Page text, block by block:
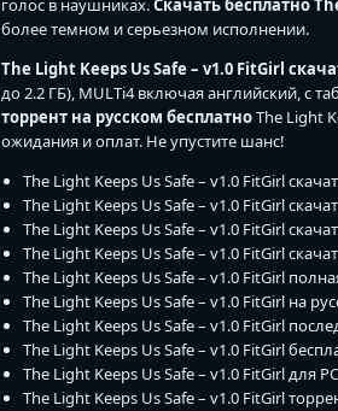
голос в наушниках.Скачать бесплатно
более темном и серьезном исполнении.
The Light Keeps Us Safe – v1.0 FitGirl
до 2.2 ГБ), MULTi4 включая английский, с
торрент на русском бесплатноThe Light
ожидания и оплат. Не упустите шанс!
The Light Keeps Us Safe – v1.0 FitGirl
The Light Keeps Us Safe – v1.0 FitGirl
The Light Keeps Us Safe – v1.0 FitGirl
The Light Keeps Us Safe – v1.0 FitGirl
The Light Keeps Us Safe – v1.0 FitGirl
The Light Keeps Us Safe – v1.0 FitGirl на
The Light Keeps Us Safe – v1.0 FitGirl
The Light Keeps Us Safe – v1.0 FitGirl
The Light Keeps Us Safe – v1.0 FitGirl для PC
The Light Keeps Us Safe – v1.0 FitGirl